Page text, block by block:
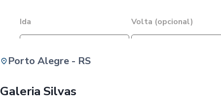
Ida Volta (opcional)
Porto Alegre - RS
Galeria Silvas